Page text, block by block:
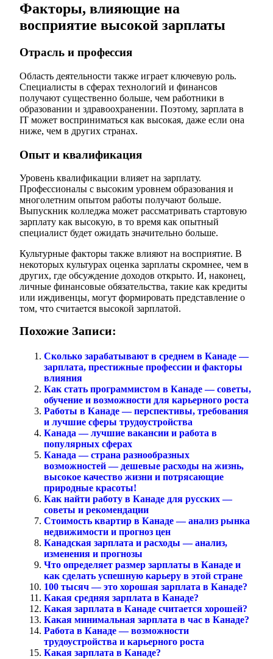
Факторы, влияющие на
восприятие высокой зарплаты
Отрасль и профессия
Область деятельности также играет ключевую роль.
Специалисты в сферах технологий и финансов
получают существенно больше, чем работники в
образовании и здравоохранении. Поэтому, зарплата в
IT может восприниматься как высокая, даже если она
ниже, чем в других странах.
Опыт и квалификация
Уровень квалификации влияет на зарплату.
Профессионалы с высоким уровнем образования и
многолетним опытом работы получают больше.
Выпускник колледжа может рассматривать стартовую
зарплату как высокую, в то время как опытный
специалист будет ожидать значительно больше.
Культурные факторы также влияют на восприятие. В
некоторых культурах оценка зарплаты скромнее, чем в
других, где обсуждение доходов открыто. И, наконец,
личные финансовые обязательства, такие как кредиты
или иждивенцы, могут формировать представление о
том, что считается высокой зарплатой.
Похожие Записи:
Сколько зарабатывают в среднем в Канаде —
зарплата, престижные профессии и факторы
влияния
Как стать программистом в Канаде — советы,
обучение и возможности для карьерного роста
Работы в Канаде — перспективы, требования
и лучшие сферы трудоустройства
Канада — лучшие вакансии и работа в
популярных сферах
Канада — страна разнообразных
возможностей — дешевые расходы на жизнь,
высокое качество жизни и потрясающие
природные красоты!
Как найти работу в Канаде для русских —
советы и рекомендации
Стоимость квартир в Канаде — анализ рынка
недвижимости и прогноз цен
Канадская зарплата и расходы — анализ,
изменения и прогнозы
Что определяет размер зарплаты в Канаде и
как сделать успешную карьеру в этой стране
100 тысяч — это хорошая зарплата в Канаде?
Какая средняя зарплата в Канаде?
Какая зарплата в Канаде считается хорошей?
Какая минимальная зарплата в час в Канаде?
Работа в Канаде — возможности
трудоустройства и карьерного роста
Какая зарплата в Канаде?